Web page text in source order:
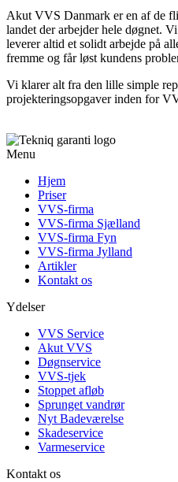
Akut VVS Danmark er en af de
landet der arbejder hele døgnet.
leverer altid et solidt arbejde på
fremme og får løst kundens
Vi klarer alt fra den lille simple
projekteringsopgaver inden for
Menu
Hjem
Priser
VVS-firma
VVS-firma Sjælland
VVS-firma Fyn
VVS-firma Jylland
Artikler
Kontakt os
Ydelser
VVS Service
Akut VVS
Døgnservice
VVS-tjek
Stoppet afløb
Sprunget vandrør
Nyt Badeværelse
Skadeservice
Varmeservice
Kontakt os